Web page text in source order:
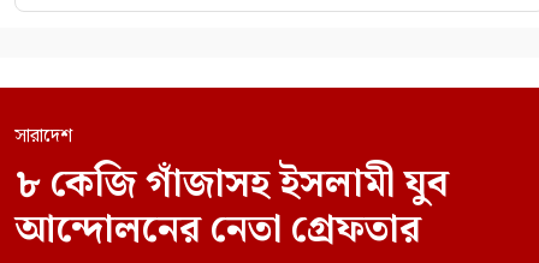
সারাদেশ
৮ কেজি গাঁজাসহ ইসলামী যুব
আন্দোলনের নেতা গ্রেফতার